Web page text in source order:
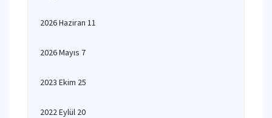
2026 Haziran 11
2026 Mayıs 7
2023 Ekim 25
2022 Eylül 20